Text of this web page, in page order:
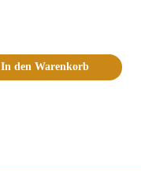
In den Warenkorb